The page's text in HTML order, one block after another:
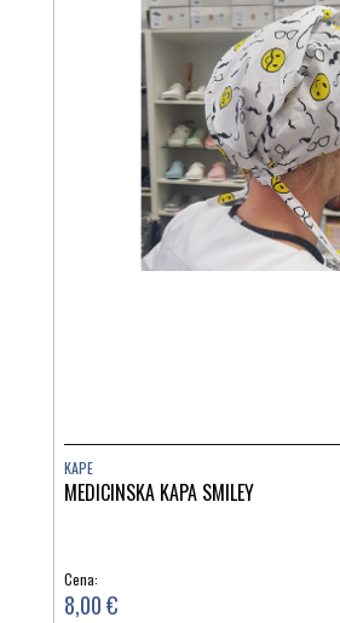
KAPE
MEDICINSKA KAPA SMILEY
Cena:
8,00 €